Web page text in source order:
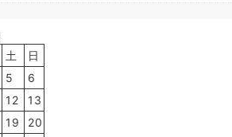
土
日
5
6
12
13
19
20